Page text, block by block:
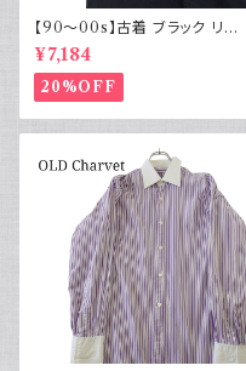
【90～00s】古着 ブラック リネ
ンコットンシャツ 黒 ボックスシ
ルエット
¥7,184
20%OFF